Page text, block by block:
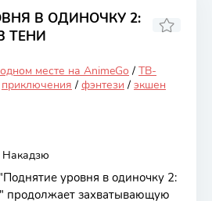
В ОДИНОЧКУ 2:
ТЕНИ
месте на AnimeGo / ТВ-
приключения / фэнтези / экшен
Накадзю
уровня в одиночку 2:
продолжает захватывающую